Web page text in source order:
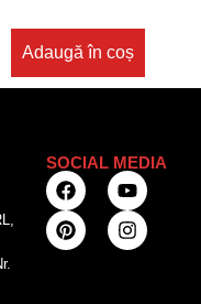
Adaugă în coș
SOCIAL MEDIA